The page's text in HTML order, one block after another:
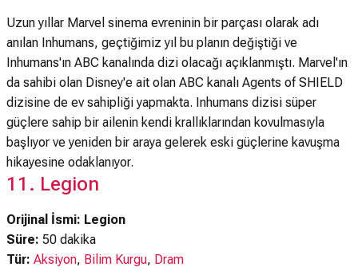
Uzun yıllar Marvel sinema evreninin bir parçası olarak adı
anılan Inhumans, geçtiğimiz yıl bu planın değiştiği ve
Inhumans'ın ABC kanalında dizi olacağı açıklanmıştı. Marvel'ın
da sahibi olan Disney'e ait olan ABC kanalı Agents of SHIELD
dizisine de ev sahipliği yapmakta. Inhumans dizisi süper
güçlere sahip bir ailenin kendi krallıklarından kovulmasıyla
başlıyor ve yeniden bir araya gelerek eski güçlerine kavuşma
hikayesine odaklanıyor.
11. Legion
Orijinal İsmi: Legion
Süre: 50 dakika
Tür: Aksiyon, Bilim Kurgu, Dram